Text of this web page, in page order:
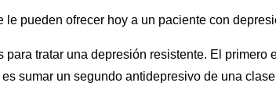
le pueden ofrecer hoy a un paciente con
para tratar una depresión resistente. El primero
sumar un segundo antidepresivo de una